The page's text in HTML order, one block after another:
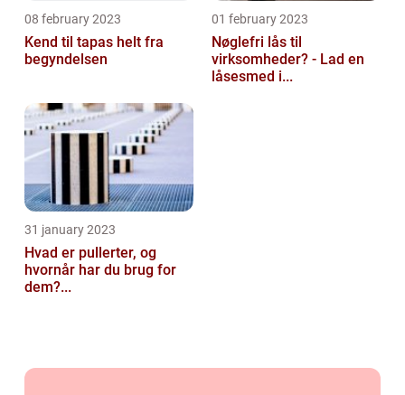
08 february 2023
Kend til tapas helt fra
begyndelsen
01 february 2023
Nøglefri lås til
virksomheder? - Lad en
låsesmed i...
31 january 2023
Hvad er pullerter, og
hvornår har du brug for
dem?...